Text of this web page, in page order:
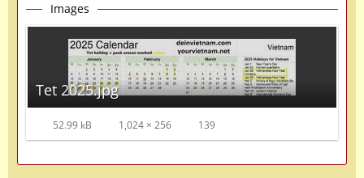
Images
Tet 2025.jpg
52.99 kB 1,024 × 256 139